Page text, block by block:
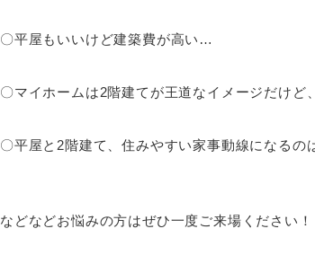
〇平屋もいいけど建築費が高い…
〇マイホームは2階建てが王道なイメージだけど
〇平屋と2階建て、住みやすい家事動線になるの
などなどお悩みの方はぜひ一度ご来場ください！